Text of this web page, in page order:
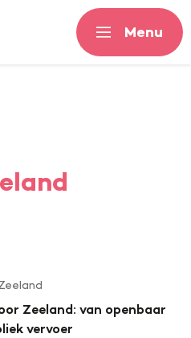
Menu
Menu
Zeeland: van openbaar
vervoer